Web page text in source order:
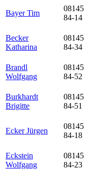
Bayer Tim
08145
84-14
Becker
Katharina
08145
84-34
Brandl
Wolfgang
08145
84-52
Burkhardt
Brigitte
08145
84-51
Ecker Jürgen
08145
84-18
Eckstein
Wolfgang
08145
84-23